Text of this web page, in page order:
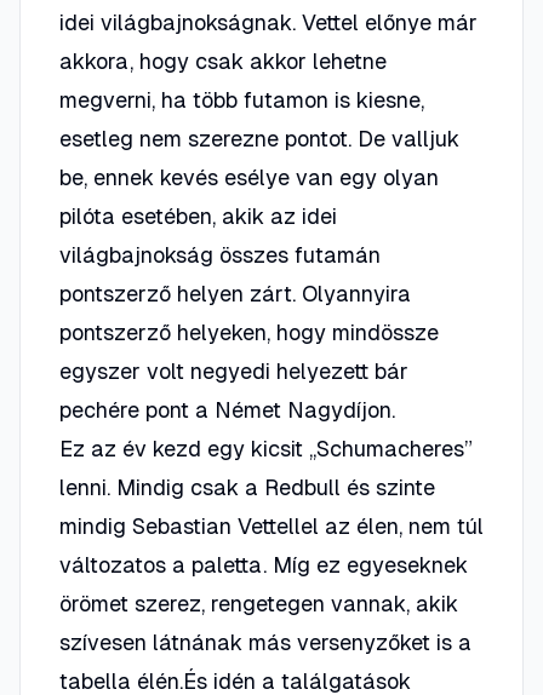
idei világbajnokságnak. Vettel előnye már
akkora, hogy csak akkor lehetne
megverni, ha több futamon is kiesne,
esetleg nem szerezne pontot. De valljuk
be, ennek kevés esélye van egy olyan
pilóta esetében, akik az idei
világbajnokság összes futamán
pontszerző helyen zárt. Olyannyira
pontszerző helyeken, hogy mindössze
egyszer volt negyedi helyezett bár
pechére pont a Német Nagydíjon.
Ez az év kezd egy kicsit „Schumacheres”
lenni. Mindig csak a Redbull és szinte
mindig Sebastian Vettellel az élen, nem túl
változatos a paletta. Míg ez egyeseknek
örömet szerez, rengetegen vannak, akik
szívesen látnának más versenyzőket is a
tabella élén.És idén a találgatások